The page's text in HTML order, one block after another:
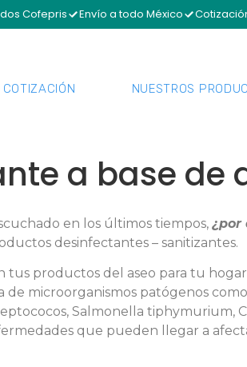
Cofepris Envío a todo México
COTIZACIÓN NUESTROS
a base
en los últimos tiempos, ¿por
desinfectantes – sanitizantes.
productos del aseo para tu
microorganismos patógenos
Salmonella tiphymurium,
que pueden llegar a